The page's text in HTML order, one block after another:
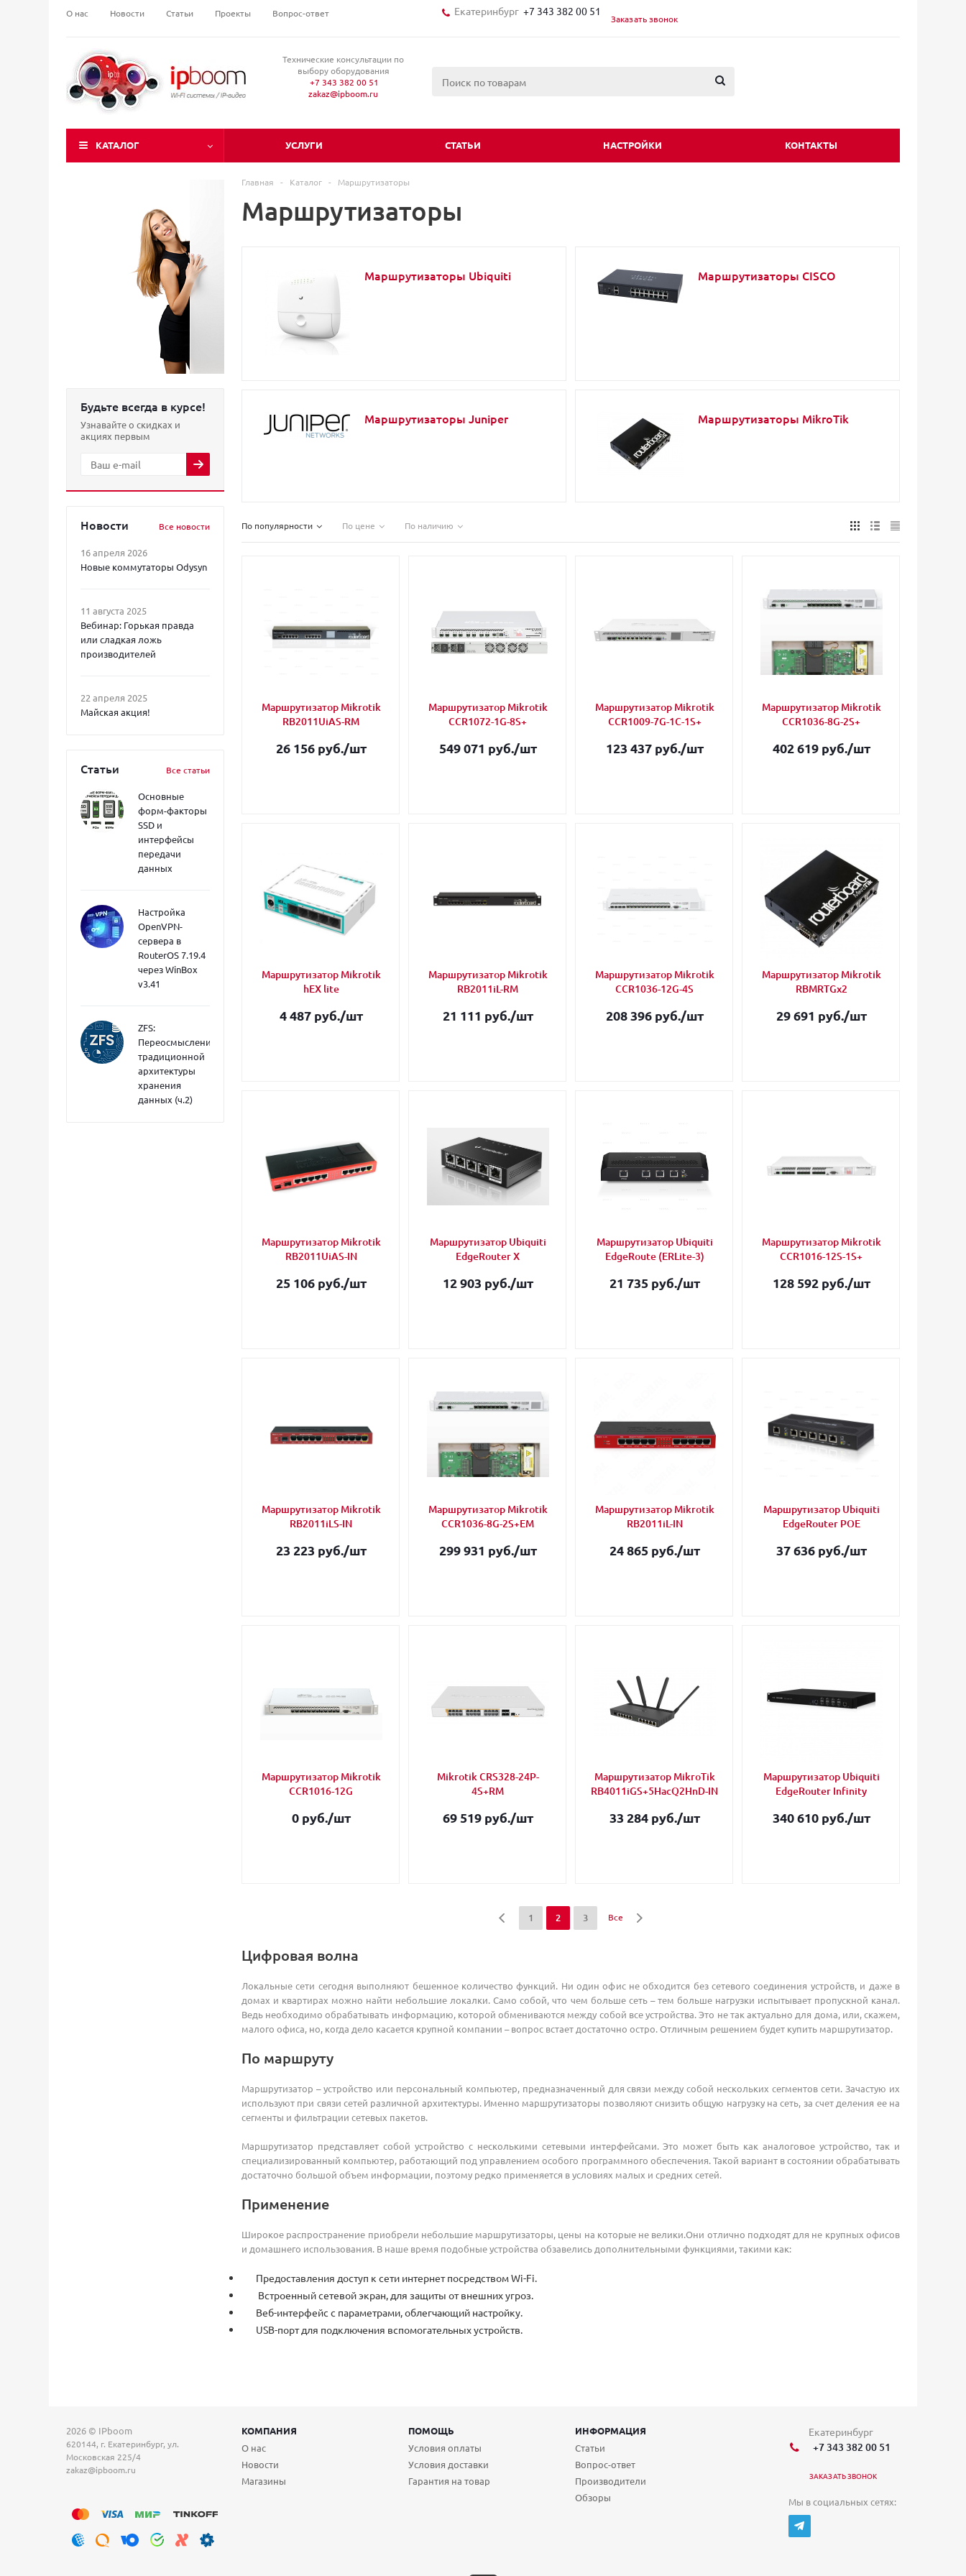
О нас Новости Статьи Проекты Вопрос-ответ Екатеринбург +7 343 382 00 51
Заказать звонок
Технические консультации по
выбору оборудования
+7 343 382 00 51
zakaz@ipboom.ru
КАТАЛОГ УСЛУГИ СТАТЬИ НАСТРОЙКИ КОНТАКТЫ
Будьте всегда в курсе!
Узнавайте о скидках и
акциях первым
Новости Все новости
16 апреля 2026
Новые коммутаторы Odysyn
11 августа 2025
Вебинар: Горькая правда
или сладкая ложь
производителей
22 апреля 2025
Майская акция!
Статьи Все статьи
Основные
форм-факторы
SSD и
интерфейсы
передачи
данных
Настройка
OpenVPN-
сервера в
RouterOS 7.19.4
через WinBox
v3.41
ZFS:
Переосмысление
традиционной
архитектуры
хранения
данных (ч.2)
Главная - Каталог - Маршрутизаторы
Маршрутизаторы
Маршрутизаторы Ubiquiti Маршрутизаторы CISCO
Маршрутизаторы Juniper Маршрутизаторы MikroTik
По популярности По цене По наличию
Маршрутизатор Mikrotik
RB2011UiAS-RM
26 156 руб./шт
Маршрутизатор Mikrotik
CCR1072-1G-8S+
549 071 руб./шт
Маршрутизатор Mikrotik
CCR1009-7G-1C-1S+
123 437 руб./шт
Маршрутизатор Mikrotik
CCR1036-8G-2S+
402 619 руб./шт
Маршрутизатор Mikrotik
hEX lite
4 487 руб./шт
Маршрутизатор Mikrotik
RB2011iL-RM
21 111 руб./шт
Маршрутизатор Mikrotik
CCR1036-12G-4S
208 396 руб./шт
Маршрутизатор Mikrotik
RBMRTGx2
29 691 руб./шт
Маршрутизатор Mikrotik
RB2011UiAS-IN
25 106 руб./шт
Маршрутизатор Ubiquiti
EdgeRouter X
12 903 руб./шт
Маршрутизатор Ubiquiti
EdgeRoute (ERLite-3)
21 735 руб./шт
Маршрутизатор Mikrotik
CCR1016-12S-1S+
128 592 руб./шт
Маршрутизатор Mikrotik
RB2011iLS-IN
23 223 руб./шт
Маршрутизатор Mikrotik
CCR1036-8G-2S+EM
299 931 руб./шт
Маршрутизатор Mikrotik
RB2011iL-IN
24 865 руб./шт
Маршрутизатор Ubiquiti
EdgeRouter POE
37 636 руб./шт
Маршрутизатор Mikrotik
CCR1016-12G
0 руб./шт
Mikrotik CRS328-24P-
4S+RM
69 519 руб./шт
Маршрутизатор MikroTik
RB4011iGS+5HacQ2HnD-IN
33 284 руб./шт
Маршрутизатор Ubiquiti
EdgeRouter Infinity
340 610 руб./шт
1 2 3 Все
Цифровая волна
Локальные сети сегодня выполняют бешенное количество функций. Ни один офис не обходится без сетевого соединения устройств, и даже в
домах и квартирах можно найти небольшие локалки. Само собой, что чем больше сеть – тем больше нагрузки испытывает пропускной канал.
Ведь необходимо обрабатывать информацию, которой обмениваются между собой все устройства. Это не так актуально для дома, или, скажем,
малого офиса, но, когда дело касается крупной компании – вопрос встает достаточно остро. Отличным решением будет купить маршрутизатор.
По маршруту
Маршрутизатор – устройство или персональный компьютер, предназначенный для связи между собой нескольких сегментов сети. Зачастую их
используют при связи сетей различной архитектуры. Именно маршрутизаторы позволяют снизить общую нагрузку на сеть, за счет деления ее на
сегменты и фильтрации сетевых пакетов.
Маршрутизатор представляет собой устройство с несколькими сетевыми интерфейсами. Это может быть как аналоговое устройство, так и
специализированный компьютер, работающий под управлением особого программного обеспечения. Такой вариант в состоянии обрабатывать
достаточно большой объем информации, поэтому редко применяется в условиях малых и средних сетей.
Применение
Широкое распространение приобрели небольшие маршрутизаторы, цены на которые не велики.Они отлично подходят для не крупных офисов
и домашнего использования. В наше время подобные устройства обзавелись дополнительными функциями, такими как:
Предоставления доступ к сети интернет посредством Wi-Fi.
Встроенный сетевой экран, для защиты от внешних угроз.
Веб-интерфейс с параметрами, облегчающий настройку.
USB-порт для подключения вспомогательных устройств.
2026 © IPboom
620144, г. Екатеринбург, ул.
Московская 225/4
zakaz@ipboom.ru
КОМПАНИЯ ПОМОЩЬ
ИНФОРМАЦИЯ
О нас
Новости
Магазины
Условия оплаты
Условия доставки
Гарантия на товар
Статьи
Вопрос-ответ
Производители
Обзоры
Екатеринбург
+7 343 382 00 51
ЗАКАЗАТЬ ЗВОНОК
Мы в социальных сетях: